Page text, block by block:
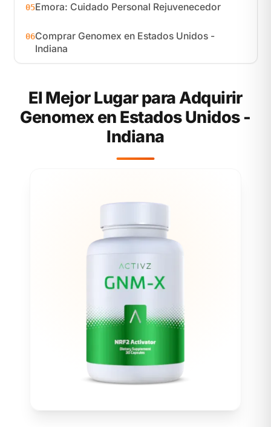
05Emora: Cuidado Personal Rejuvenecedor
06Comprar Genomex en Estados Unidos -
Indiana
El Mejor Lugar para Adquirir
Genomex en Estados Unidos -
Indiana